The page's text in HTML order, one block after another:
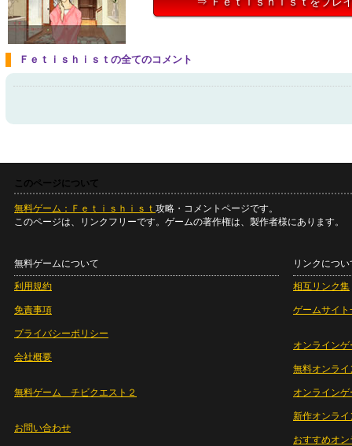
Ｆｅｔｉｓｈｉｓｔの全てのコメント
このページについて
無料ゲーム：Ｆｅｔｉｓｈｉｓｔ 攻略・コメントページです。
このページは、リンクフリーです。ゲームの著作権は、製作者様にあります。
無料ゲームについて
利用規約
免責事項
プライバシーポリシー
会社概要
無料ゲーム チビクエスト２
お問い合わせ
リンクについ
相互リンク集
ゲームサイト
オンラインゲ
無料オンライ
オンライン
新作オンライ
おすすめオ